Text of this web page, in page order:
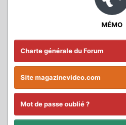
MÉMO
Charte générale du Forum
Site magazinevideo.com
Mot de passe oublié ?